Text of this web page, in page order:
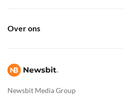
Newsbit Media Group
Over ons